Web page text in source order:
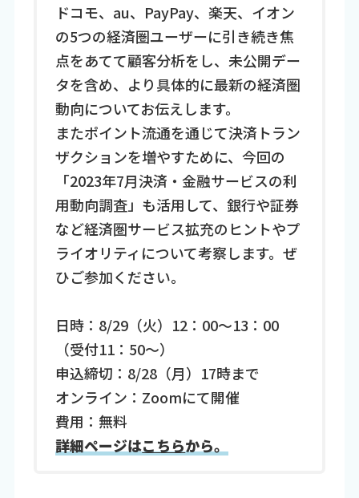
ドコモ、au、PayPay、楽天、イオン
の5つの経済圏ユーザーに引き続き焦
点をあてて顧客分析をし、未公開デー
タを含め、より具体的に最新の経済圏
動向についてお伝えします。
またポイント流通を通じて決済トラン
ザクションを増やすために、今回の
「2023年7月決済・金融サービスの利
用動向調査」も活用して、銀行や証券
など経済圏サービス拡充のヒントやプ
ライオリティについて考察します。ぜ
ひご参加ください。
日時：8/29（火）12：00～13：00
（受付11：50～）
申込締切：8/28（月）17時まで
オンライン：Zoomにて開催
費用：無料
詳細ページはこちらから。